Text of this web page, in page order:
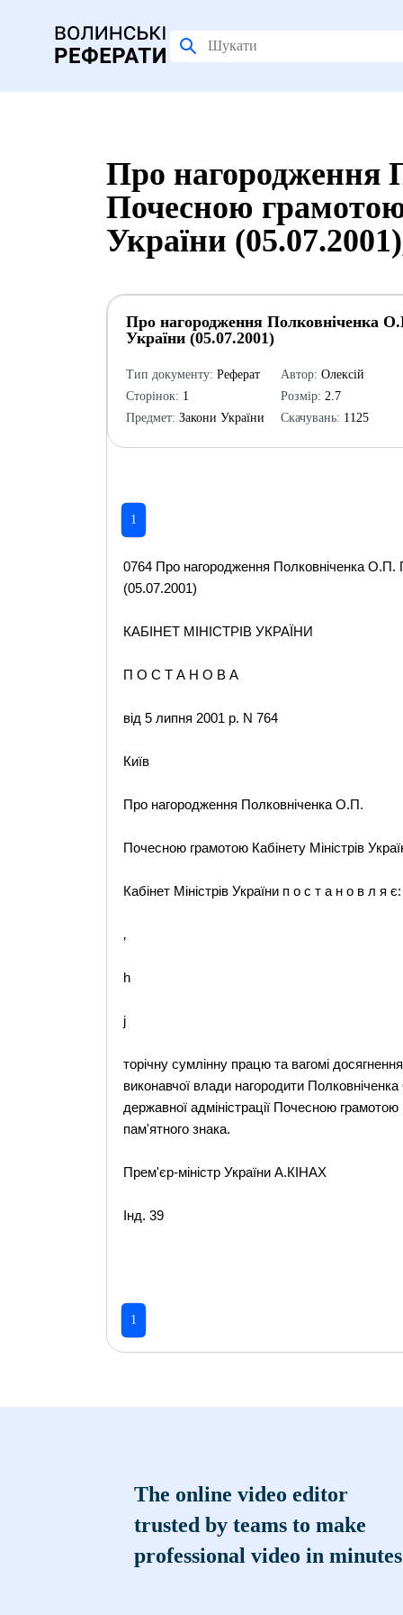
Про нагородження
Почесною грамотою
України
Про нагородження Полковніченка
України (05.07.2001)
Тип документу: Реферат
Сторінок: 1
Предмет: Закони України
Автор: Олексій
Розмір: 2.7
Скачувань: 1125
1
0764 Про нагородження Полковніченка О.П.
(05.07.2001)
КАБІНЕТ МІНІСТРІВ УКРАЇНИ
П О С Т А Н О В А
від 5 липня 2001 р. N 764
Київ
Про нагородження Полковніченка О.П.
Почесною грамотою Кабінету Міністрів
Кабінет Міністрів України п о с т а н о в л я є:
‚
h
j
торічну сумлінну працю та вагомі
виконавчої влади нагородити
державної адміністрації Почесною
пам'ятного знака.
Прем'єр-міністр України А.КІНАХ
Інд. 39
1
The online video editor
trusted by teams to make
professional video in minutes